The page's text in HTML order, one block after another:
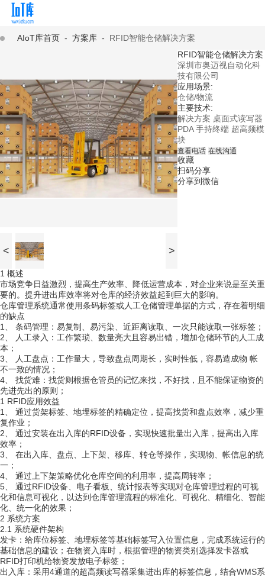
AIoT库首页 - 方案库 - RFID智能仓储解决方案
< >
RFID智能仓储解决方案
深圳市奥迈视自动化科
技有限公司
应用场景:
仓储/物流
主要技术:
解决方案 桌面式读写器
PDA 手持终端 超高频模
块
查看电话 在线沟通
收藏
扫码分享
分享到微信
1 概述
市场竞争日益激烈 ， 提高生产效率 降低运营成本 ， 对企业来说是至关重
要的 。 提升进出库效率将对仓库的经济效益起到巨大的影响 。
仓库管理系统通常使用条码标签或人工仓储管理单据的方式 ， 存在着明细
的缺点
1、 条码管理：易复制、易污染、近距离读取、一次只能读取一张标签；
2、
人工录入 ： 工作繁琐 数量亮大且容易出错 ， 增加仓储环节的人工成
本 ；
3、
人工盘点 ： 工作量大 ， 导致盘点周期长 ， 实时性低 ， 容易造成物 帐
不一致的情况；
4、 找货难 ： 找货则 根据仓管员的记忆来找 ，不好找，且不能保证物资的
先进先出的原则；
1 RFID应用效益
1、 通过货架标签、地埋标签的精确定位，提高找货和盘点效率，减少重
复作业；
2、 通过安装在出入库的RFID设备 ， 实现快速批量出入库 ， 提高出入库
效率 ；
3、 在出入库、盘点、上下架、移库、转仓等操作，实现物、帐信息的统
一；
4、 通过上下架策略优化仓库空间的利用率 ， 提高周转率 ；
5、 通过RFID设备 电子看板
统计报表等实现对仓库管理过程的可视
化和信息可视化 ， 以达到仓库管理流程的标准化 可视化 精细化
智能
化
统一化的效果 ；
2 系统方案
2.1 系统硬件架构
发卡 ：给库位标签、地埋标签等基础标签写入位置信息，完成系统运行的
基础信息的建设；在物资入库时， 根据管理的物资类别选择发卡器或
RFID打印机给物资发放电子标签 ；
出入库 ：采用4通道的超高频读写器采集进出库的标签信息，结合WMS系